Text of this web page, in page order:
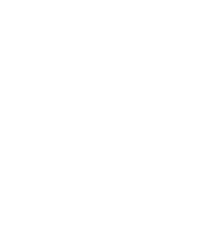
daha büyük projeler
emin olun ve
için mükemmel olan
özel fiyatlara